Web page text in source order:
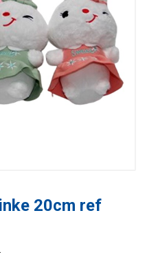
20cm ref